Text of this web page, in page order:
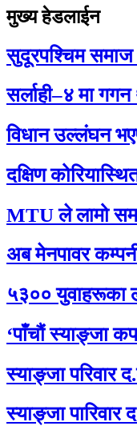
मुख्य हेडलाईन
सुदूरपश्चिम समाज
सर्लाही–४ मा
विधान उल्लंघन
दक्षिण
MTU ले लामो
अब मेनपावर
५३०० युवाहरूका
‘पाँचौं स्याङ्जा
स्याङ्जा परिवार
स्याङ्जा पारिवार